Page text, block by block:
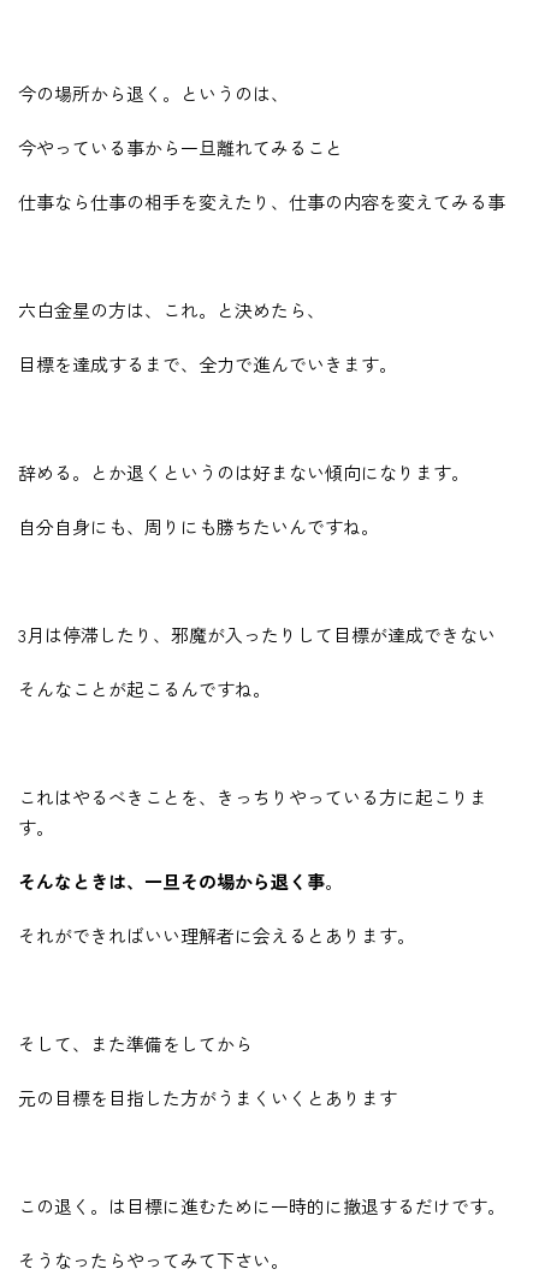
今の場所から退く。というのは、
今やっている事から一旦離れてみること
仕事なら仕事の相手を変えたり、仕事の内容を変えてみる事
六白金星の方は、これ。と決めたら、
目標を達成するまで、全力で進んでいきます。
辞める。とか退くというのは好まない傾向になります。
自分自身にも、周りにも勝ちたいんですね。
3月は停滞したり、邪魔が入ったりして目標が達成できない
そんなことが起こるんですね。
これはやるべきことを、きっちりやっている方に起こりま
す。
そんなときは、一旦その場から退く事。
それができればいい理解者に会えるとあります。
そして、また準備をしてから
元の目標を目指した方がうまくいくとあります
この退く。は目標に進むために一時的に撤退するだけです。
そうなったらやってみて下さい。